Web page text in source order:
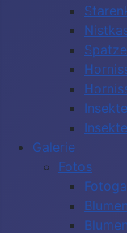
Galerie
Fotos